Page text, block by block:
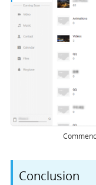
Conclusion